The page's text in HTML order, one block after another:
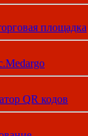
площадка
QR кодов